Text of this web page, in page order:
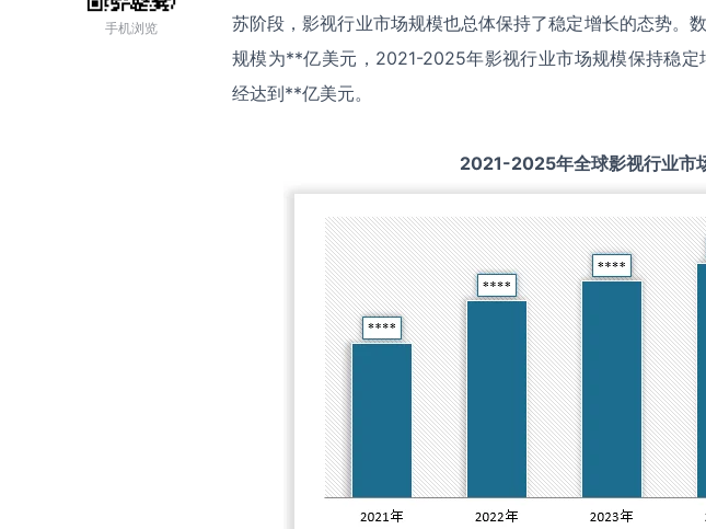
手机浏览
苏阶段，影视行业市场规模也总体保持了稳定增长的态势。
规模为**亿美元，2021-2025年影视行业市场规模保持稳
经达到**亿美元。
2021-2025年全球影视行业市